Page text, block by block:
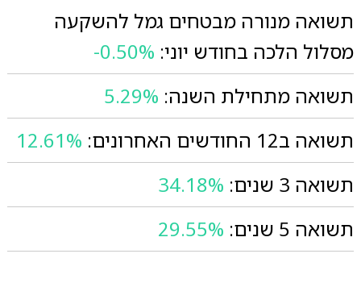
תשואה מנורה מבטחים גמל להשקעה
מסלול הלכה בחודש יוני: -0.50%
תשואה מתחילת השנה: 5.29%
תשואה ב12 החודשים האחרונים:
12.61%
תשואה 3 שנים:
34.18%
תשואה 5 שנים:
29.55%